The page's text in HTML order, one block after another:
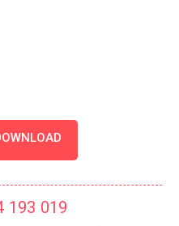
193 019